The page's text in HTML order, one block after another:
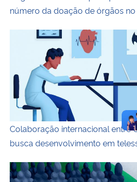
número da doação de órgãos no
Descrição da imagem:
Colaboração internacional entre
busca desenvolvimento em
Descrição da imagem: